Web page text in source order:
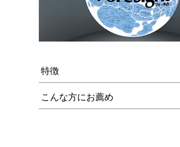
特徴
こんな方にお薦め